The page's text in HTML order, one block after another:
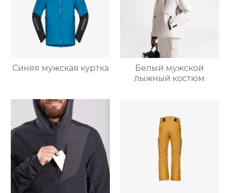
Синяя мужская куртка
Белый мужской
лыжный костюм